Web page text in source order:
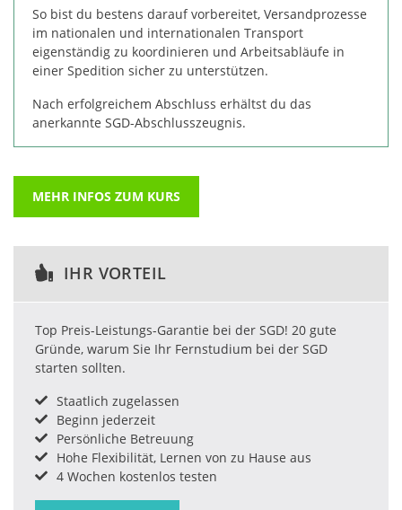
So bist du bestens darauf vorbereitet, Versandprozesse
im nationalen und internationalen Transport
eigenständig zu koordinieren und Arbeitsabläufe in
einer Spedition sicher zu unterstützen.
Nach erfolgreichem Abschluss erhältst du das
anerkannte SGD-Abschlusszeugnis.
MEHR INFOS ZUM KURS
IHR VORTEIL
Top Preis-Leistungs-Garantie bei der SGD! 20 gute
Gründe, warum Sie Ihr Fernstudium bei der SGD
starten sollten.
Staatlich zugelassen
Beginn jederzeit
Persönliche Betreuung
Hohe Flexibilität, Lernen von zu Hause aus
4 Wochen kostenlos testen